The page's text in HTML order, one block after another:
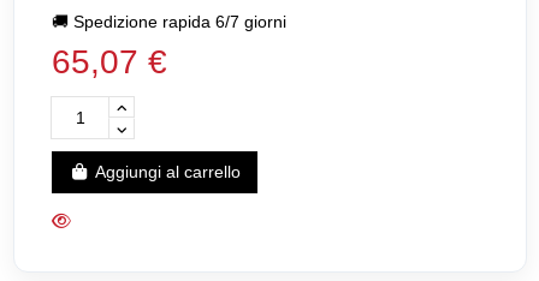
🚚Spedizione rapida 6/7 giorni
65,07 €
Aggiungi al carrello